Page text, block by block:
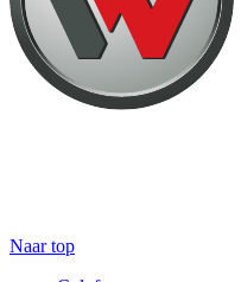
Naar top